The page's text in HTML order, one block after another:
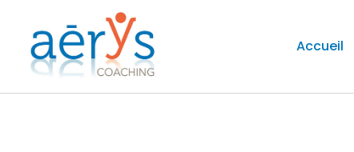
Accueil